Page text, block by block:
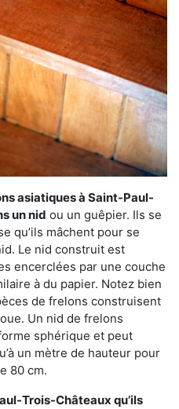
asiatiques à Saint-Paul-
un nid ou un guêpier. Ils se
qu’ils mâchent pour se
Le nid construit est
encerclées par une couche
à du papier. Notez bien
de frelons construisent
Un nid de frelons
sphérique et peut
un mètre de hauteur pour
80 cm.
Trois-Châteaux qu’ils